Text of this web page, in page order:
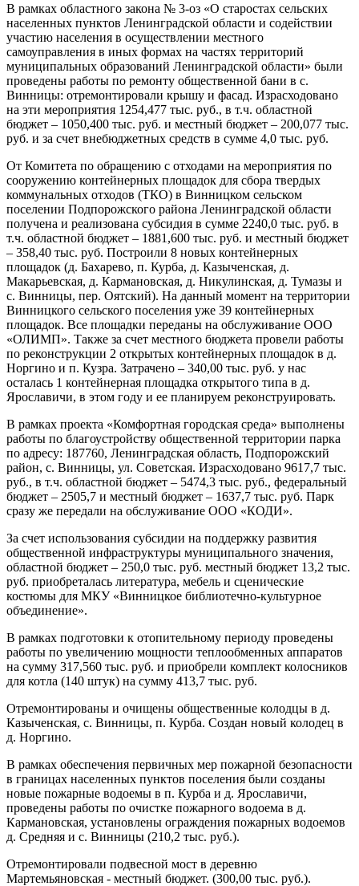
В рамках областного закона № 3-оз «О старостах сельских
населенных пунктов Ленинградской области и содействии
участию населения в осуществлении местного
самоуправления в иных формах на частях территорий
муниципальных образований Ленинградской области» были
проведены работы по ремонту общественной бани в с.
Винницы: отремонтировали крышу и фасад. Израсходовано
на эти мероприятия 1254,477 тыс. руб., в т.ч. областной
бюджет – 1050,400 тыс. руб. и местный бюджет – 200,077 тыс.
руб. и за счет внебюджетных средств в сумме 4,0 тыс. руб.
От Комитета по обращению с отходами на мероприятия по
сооружению контейнерных площадок для сбора твердых
коммунальных отходов (ТКО) в Винницком сельском
поселении Подпорожского района Ленинградской области
получена и реализована субсидия в сумме 2240,0 тыс. руб. в
т.ч. областной бюджет – 1881,600 тыс. руб. и местный бюджет
– 358,40 тыс. руб. Построили 8 новых контейнерных
площадок (д. Бахарево, п. Курба, д. Казыченская, д.
Макарьевская, д. Кармановская, д. Никулинская, д. Тумазы и
с. Винницы, пер. Оятский). На данный момент на территории
Винницкого сельского поселения уже 39 контейнерных
площадок. Все площадки переданы на обслуживание ООО
«ОЛИМП». Также за счет местного бюджета провели работы
по реконструкции 2 открытых контейнерных площадок в д.
Норгино и п. Кузра. Затрачено – 340,00 тыс. руб. у нас
осталась 1 контейнерная площадка открытого типа в д.
Ярославичи, в этом году и ее планируем реконструировать.
В рамках проекта «Комфортная городская среда» выполнены
работы по благоустройству общественной территории парка
по адресу: 187760, Ленинградская область, Подпорожский
район, с. Винницы, ул. Советская. Израсходовано 9617,7 тыс.
руб., в т.ч. областной бюджет – 5474,3 тыс. руб., федеральный
бюджет – 2505,7 и местный бюджет – 1637,7 тыс. руб. Парк
сразу же передали на обслуживание ООО «КОДИ».
За счет использования субсидии на поддержку развития
общественной инфраструктуры муниципального значения,
областной бюджет – 250,0 тыс. руб. местный бюджет 13,2 тыс.
руб. приобреталась литература, мебель и сценические
костюмы для МКУ «Винницкое библиотечно-культурное
объединение».
В рамках подготовки к отопительному периоду проведены
работы по увеличению мощности теплообменных аппаратов
на сумму 317,560 тыс. руб. и приобрели комплект колосников
для котла (140 штук) на сумму 413,7 тыс. руб.
Отремонтированы и очищены общественные колодцы в д.
Казыченская, с. Винницы, п. Курба. Создан новый колодец в
д. Норгино.
В рамках обеспечения первичных мер пожарной безопасности
в границах населенных пунктов поселения были созданы
новые пожарные водоемы в п. Курба и д. Ярославичи,
проведены работы по очистке пожарного водоема в д.
Кармановская, установлены ограждения пожарных водоемов
д. Средняя и с. Винницы (210,2 тыс. руб.).
Отремонтировали подвесной мост в деревню
Мартемьяновская - местный бюджет. (300,00 тыс. руб.).